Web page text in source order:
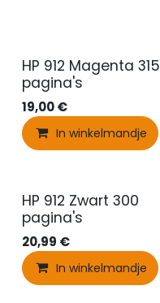
HP 912 Magenta 315
pagina's
19,00€
In winkelmandje
HP 912 Zwart 300
pagina's
20,99 €
In winkelmandje